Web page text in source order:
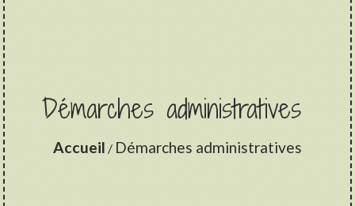
Démarches administratives
Accueil / Démarches administratives